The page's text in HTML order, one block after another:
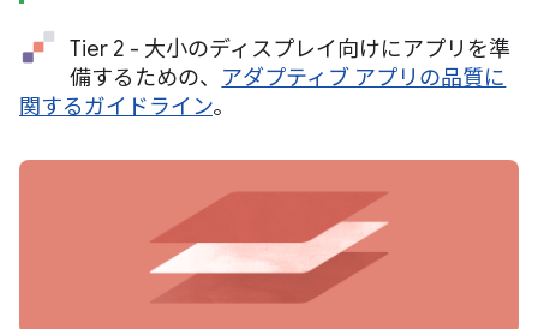
Tier 2 - 大小のディスプレイ向けにアプリを準
備するための、 アダプティブ アプリの品質に
関するガイドライン。